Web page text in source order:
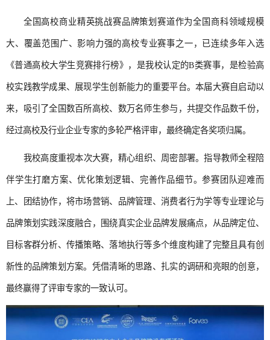
全国高校商业精英挑战赛品牌策划赛道作为全国商科领域规模
大、覆盖范围广、影响力强的高校专业赛事之一，已连续多年入选
《普通高校大学生竞赛排行榜》，是我校认定的B类赛事，是检验高
校实践教学成果、展现学生创新能力的重要平台。本届大赛自启动以
来，吸引了全国数百所高校、数万名师生参与，共提交作品数千份，
经过高校及行业企业专家的多轮严格评审，最终确定各奖项归属。
我校高度重视本次大赛，精心组织、周密部署。指导教师全程陪
伴学生打磨方案、优化策划逻辑、完善作品细节。参赛团队迎难而
上、团结协作，将市场营销、品牌管理、消费者行为学等专业理论与
品牌策划实践深度融合，围绕真实企业品牌发展痛点，从品牌定位、
目标客群分析、传播策略、落地执行等多个维度构建了完整且具有创
新性的品牌策划方案。凭借清晰的思路、扎实的调研和亮眼的创意，
最终赢得了评审专家的一致认可。